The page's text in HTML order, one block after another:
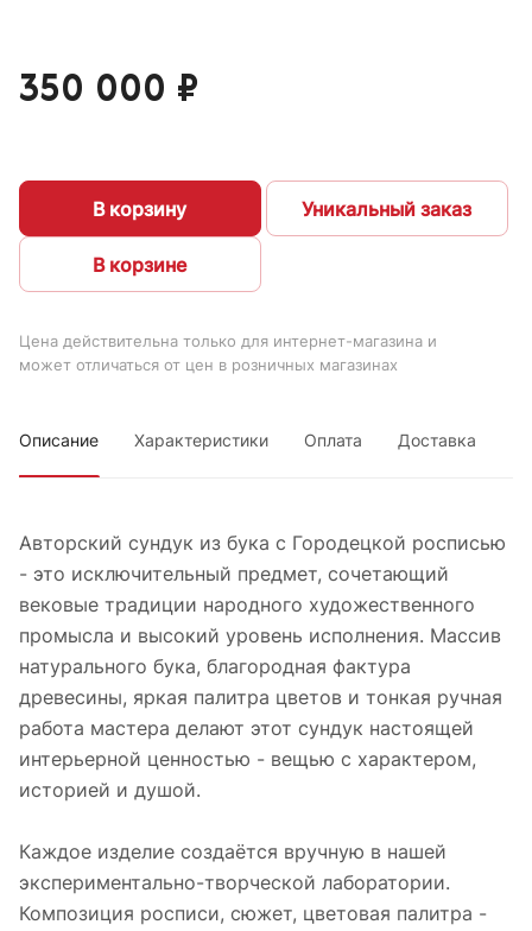
350 000 ₽
В корзину
В корзине
Уникальный заказ
Цена действительна только для интернет-магазина и
может отличаться от цен в розничных магазинах
Описание Характеристики Оплата Доставка
Авторский сундук из бука с Городецкой росписью
- это исключительный предмет, сочетающий
вековые традиции народного художественного
промысла и высокий уровень исполнения. Массив
натурального бука, благородная фактура
древесины, яркая палитра цветов и тонкая ручная
работа мастера делают этот сундук настоящей
интерьерной ценностью - вещью с характером,
историей и душой.
Каждое изделие создаётся вручную в нашей
экспериментально-творческой лаборатории.
Композиция росписи, сюжет, цветовая палитра -